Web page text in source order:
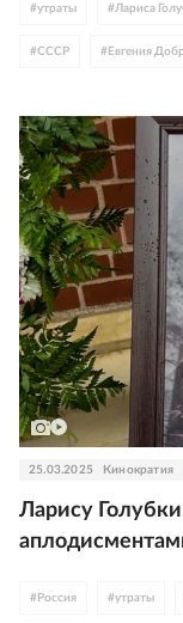
#утраты # Лариса
#СССР # Евгения
25.03.2025 Кинократия
Ларису
# Россия #утраты